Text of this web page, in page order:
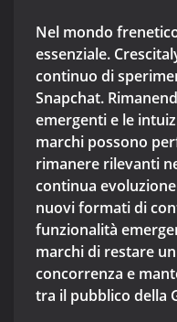
Nel mondo
essenziale.
continuo di
Snapchat.
emergenti e le
marchi possono
rimanere rilevanti
continua
nuovi formati di
funzionalità
marchi di restare
concorrenza e
tra il pubblico della